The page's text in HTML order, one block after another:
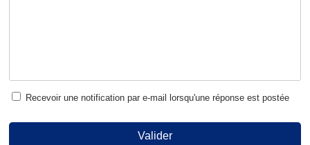
Recevoir une notification par e-mail lorsqu'une réponse est postée
Valider